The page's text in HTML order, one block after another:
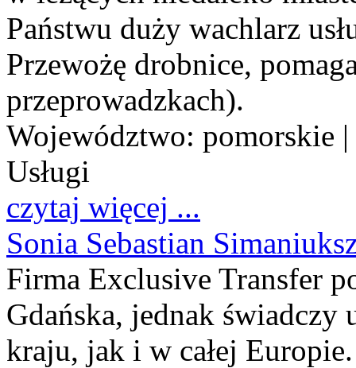
Państwu duży wachlarz
Przewożę drobnice,
przeprowadzkach).
Województwo: pomorskie
Usługi
czytaj więcej ...
Sonia Sebastian
Firma Exclusive Transfer
Gdańska, jednak świadczy
kraju, jak i w całej